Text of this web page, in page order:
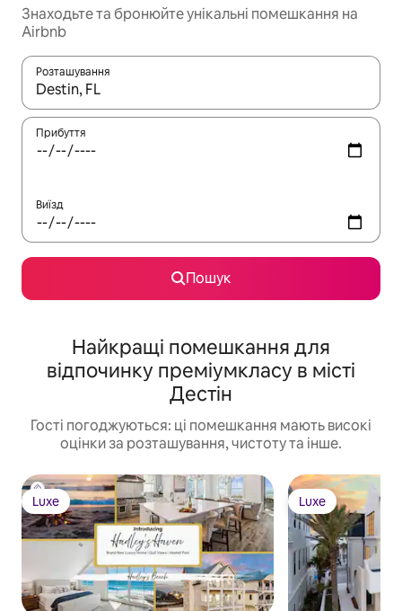
Знаходьте та бронюйте унікальні помешкання на
Airbnb
Розташування
Отримавши результати пошуку, використовуйте для
Прибуття
Виїзд
Пошук
Найкращі помешкання для
відпочинку преміумкласу в місті
Дестін
Гості погоджуються: ці помешкання мають високі
оцінки за розташування, чистоту та інше.
Luxe
Luxe Luxe
Luxe